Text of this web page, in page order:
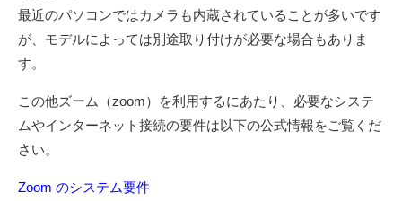
最近のパソコンではカメラも内蔵されていることが多いです
が、モデルによっては別途取り付けが必要な場合もありま
す。
この他ズーム（zoom）を利用するにあたり、必要なシステ
ムやインターネット接続の要件は以下の公式情報をご覧くだ
さい。
Zoom のシステム要件